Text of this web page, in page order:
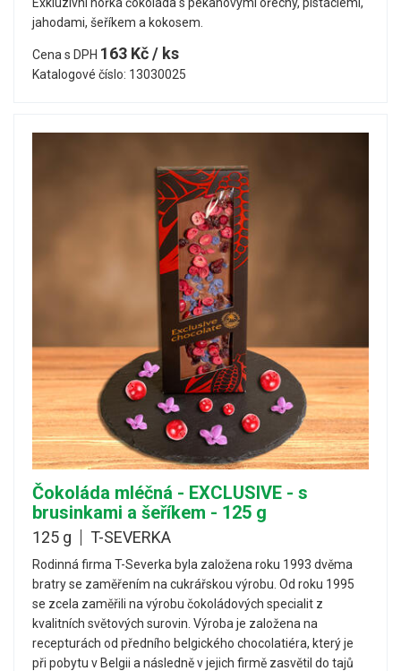
jahodami, šeříkem a kokosem.
Cena s DPH 163 Kč / ks
Katalogové číslo: 13030025
Čokoláda mléčná - EXCLUSIVE - s
brusinkami a šeříkem - 125 g
125 g T-SEVERKA
Rodinná firma T-Severka byla založena roku 1993 dvěma
bratry se zaměřením na cukrářskou výrobu. Od roku 1995
se zcela zaměřili na výrobu čokoládových specialit z
kvalitních světových surovin. Výroba je založena na
recepturách od předního belgického chocolatiéra, který je
při pobytu v Belgii a následně v jejich firmě zasvětil do tajů